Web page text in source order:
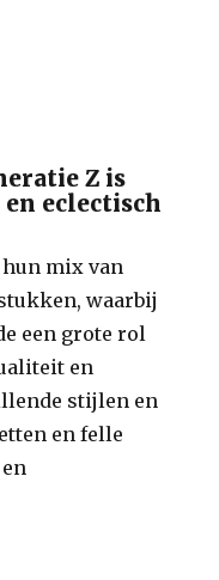
Z is
eclectisch
hun mix van
waarbij
een grote rol
en
stijlen en
en felle